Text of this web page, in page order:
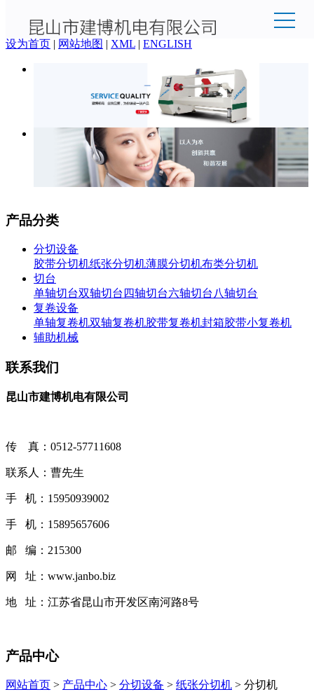
欢迎来到昆山市建博机电有限公司官网！
设为首页 | 网站地图 | XML | ENGLISH
产品分类
分切设备
胶带分切机纸张分切机薄膜分切机布类分切机
切台
单轴切台双轴切台 四轴切台六轴切台 八轴切台
复卷设备
单轴复卷机双轴复卷机胶带复卷机封箱胶带小复卷机
辅助机械
联系我们
昆山市建博机电有限公司
传 真：0512-57711608
联系人：曹先生
手 机：15950939002
手 机：15895657606
邮 编：215300
网 址：www.janbo.biz
地 址：江苏省昆山市开发区南河路8号
产品中心
网站首页 > 产品中心 > 分切设备 > 纸张分切机 > 分切机